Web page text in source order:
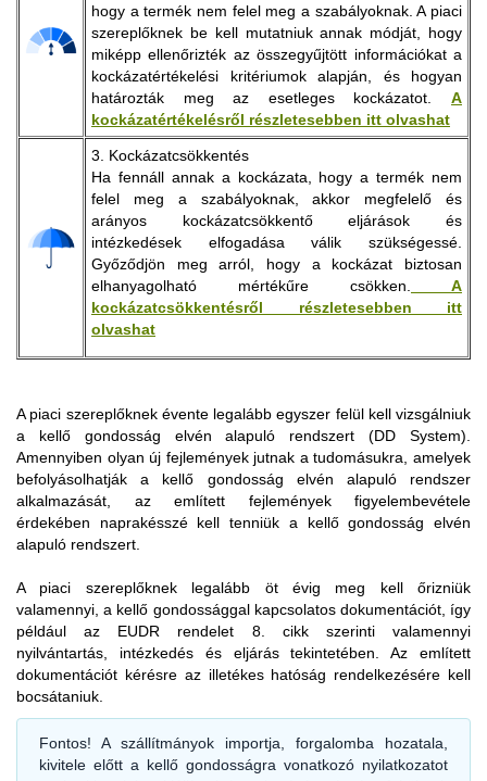
hogy a termék nem felel meg a szabályoknak. A piaci
szereplőknek be kell mutatniuk annak módját, hogy
miképp ellenőrizték az összegyűjtött információkat a
kockázatértékelési kritériumok alapján, és hogyan
határozták meg az esetleges kockázatot. A
kockázatértékelésről részletesebben itt olvashat
3. Kockázatcsökkentés
Ha fennáll annak a kockázata, hogy a termék nem
felel meg a szabályoknak, akkor megfelelő és
arányos kockázatcsökkentő eljárások és
intézkedések elfogadása válik szükségessé.
Győződjön meg arról, hogy a kockázat biztosan
elhanyagolható mértékűre csökken. A
kockázatcsökkentésről részletesebben itt
olvashat
A piaci szereplőknek évente legalább egyszer felül kell vizsgálniuk
a kellő gondosság elvén alapuló rendszert (DD System).
Amennyiben olyan új fejlemények jutnak a tudomásukra, amelyek
befolyásolhatják a kellő gondosság elvén alapuló rendszer
alkalmazását, az említett fejlemények figyelembevétele
érdekében naprakésszé kell tenniük a kellő gondosság elvén
alapuló rendszert.
A piaci szereplőknek legalább öt évig meg kell őrizniük
valamennyi, a kellő gondossággal kapcsolatos dokumentációt, így
például az EUDR rendelet 8. cikk szerinti valamennyi
nyilvántartás, intézkedés és eljárás tekintetében. Az említett
dokumentációt kérésre az illetékes hatóság rendelkezésére kell
bocsátaniuk.
Fontos! A szállítmányok importja, forgalomba hozatala,
kivitele előtt a kellő gondosságra vonatkozó nyilatkozatot
A releváns termék szabad forgalomba bocsátására vagy
kivitelére vonatkozó vám-árunyilatkozatot benyújtó személynek
a vámhatóságok rendelkezésére kell bocsátania az EUDR
információs rendszer által az adott releváns termékhez a kellő
gondosságra vonatkozó nyilatkozat alapján rendelt hivatkozási
számot.
A szabad forgalomba helyezésre és a kivitelre irányuló
vámeljárást tehát csak akkor kezdeményezhet a piaci
szereplő, ha előzetesen elvégezte a szállítmányra vonatkozó
kellő gondosság szerinti eljárás alapján az adatgyűjtést,
kockázatelemzést és szükség szerint a megállapított
kockázatokat megfelelő intézkedésekkel elhanyagolható
méretűre csökkentette, majd ez alapján feltöltötte a kellő
gondosságra vonatkozó nyilatkozatát (DD Statement), és a
kapott.
A piaci szereplőknek gyűjteniük és rendszerezniük, valamint a
releváns áruk és termékek forgalomba hozatalának vagy
kivitelének időpontjától számított öt évig meg kell őrizniük az
EUDR 9. cikk alapján összegyűjtött információkat a kapcsolódó
bizonyítékokkal együtt.
Az EUDR 10. cikk (4) bekezdésének és az EUDR 11. cikk (3)
kell tudniuk mutatni, hogy a kellő gondossági eljárást
miképpen folytatták le, illetve azokat a kockázatcsökkentő
intézkedéseket, amelyeket esetleges kockázat azonosításakor
alkalmaztak. A piaci szereplőknek a kellő gondossági
nyilatkozatokról is nyilvántartást kell vezetniük a nyilatkozat
információs rendszerbe történő benyújtásától számított öt évig,
amely nyilatkozatok benyújtása a termék forgalomba
hozatalának vagy kivitelének időpontja előtt valósult meg. E
tekintetben a kkv-nek nem minősülő kereskedőkre ugyanazok